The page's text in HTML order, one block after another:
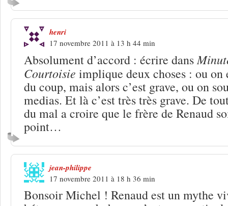
henri
17 novembre 2011 à 13 h 44 min
Absolument d’accord : écrire dans
Courtoisie implique deux choses : ou on
du coup, mais alors c’est grave, ou on
medias. Et là c’est très très grave. De
du mal a croire que le frère de Renaud
point…
jean-philippe
17 novembre 2011 à 18 h 36 min
Bonsoir Michel ! Renaud est un mythe